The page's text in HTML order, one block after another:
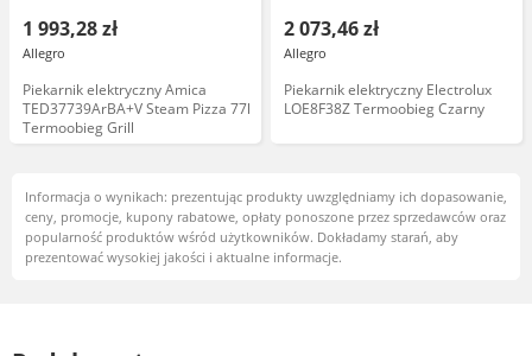
1 993,28 zł
Allegro
Piekarnik elektryczny Amica
TED37739ArBA+V Steam Pizza 77l
Termoobieg Grill
2 073,46 zł
Allegro
Piekarnik elektryczny Electrolux
LOE8F38Z Termoobieg Czarny
Informacja o wynikach: prezentując produkty uwzględniamy ich dopasowanie,
ceny, promocje, kupony rabatowe, opłaty ponoszone przez sprzedawców oraz
popularność produktów wśród użytkowników. Dokładamy starań, aby
prezentować wysokiej jakości i aktualne informacje.